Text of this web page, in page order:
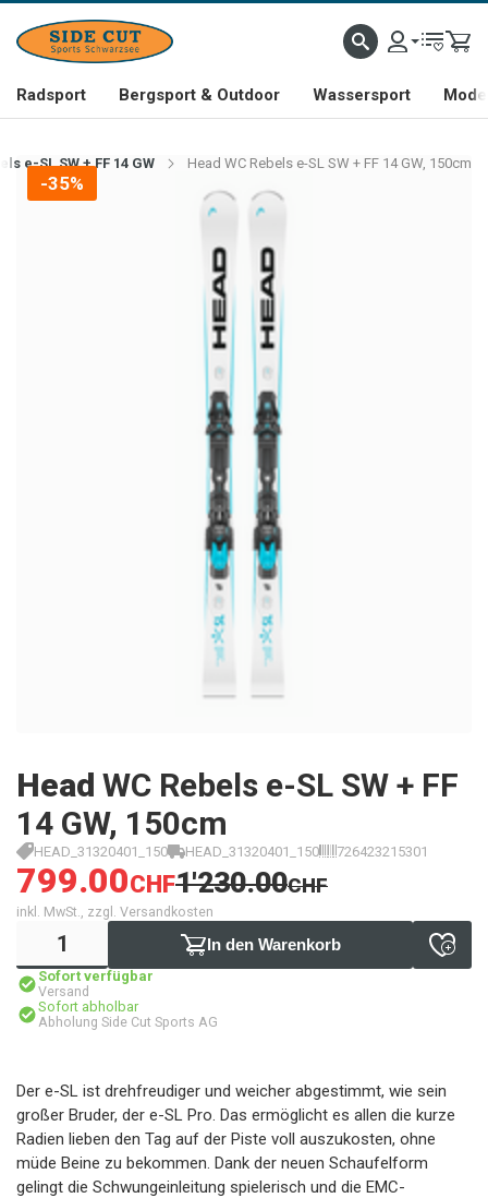
Radsport Bergsport & Outdoor Wassersport
e-SL SW + FF 14 GW Head WC Rebels e-SL SW + FF 14 GW, 150cm
-35%
Head WC Rebels e-SL SW + FF
14 GW, 150cm
HEAD_31320401_150 HEAD_31320401_150 726423215301
799.00CHF1'230.00CHF
inkl. MwSt., zzgl. Versandkosten
In den Warenkorb
Sofort verfügbar
Versand
Sofort abholbar
Abholung Side Cut Sports AG
Der e-SL ist drehfreudiger und weicher abgestimmt, wie sein
großer Bruder, der e-SL Pro. Das ermöglicht es allen die kurze
Radien lieben den Tag auf der Piste voll auszukosten, ohne
müde Beine zu bekommen. Dank der neuen Schaufelform
gelingt die Schwungeinleitung spielerisch und die EMC-